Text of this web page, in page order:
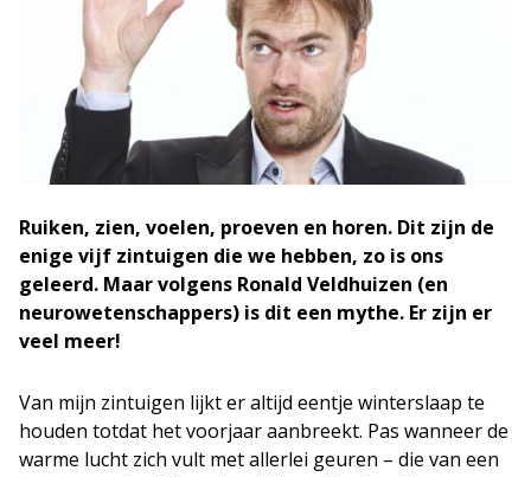
Ruiken, zien, voelen, proeven en horen. Dit zijn de
enige vijf zintuigen die we hebben, zo is ons
geleerd. Maar volgens Ronald Veldhuizen (en
neurowetenschappers) is dit een mythe. Er zijn er
veel meer!
Van mijn zintuigen lijkt er altijd eentje winterslaap te
houden totdat het voorjaar aanbreekt. Pas wanneer de
warme lucht zich vult met allerlei geuren – die van een